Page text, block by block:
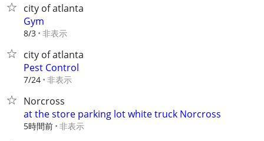
city of atlanta
Gym
8/3 非表示
city of atlanta
Pest Control
7/24 非表示
Norcross
at the store parking lot white truck Norcross
5時間前 非表示